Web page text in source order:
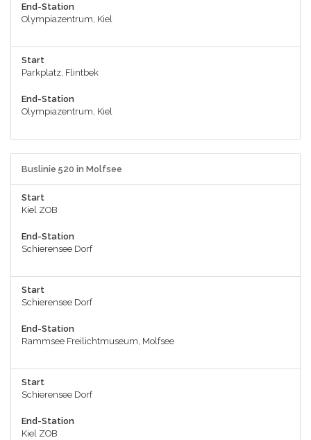
End-Station
Olympiazentrum, Kiel
Start
Parkplatz, Flintbek
End-Station
Olympiazentrum, Kiel
Buslinie 520 in Molfsee
Start
Kiel ZOB
End-Station
Schierensee Dorf
Start
Schierensee Dorf
End-Station
Rammsee Freilichtmuseum, Molfsee
Start
Schierensee Dorf
End-Station
Kiel ZOB